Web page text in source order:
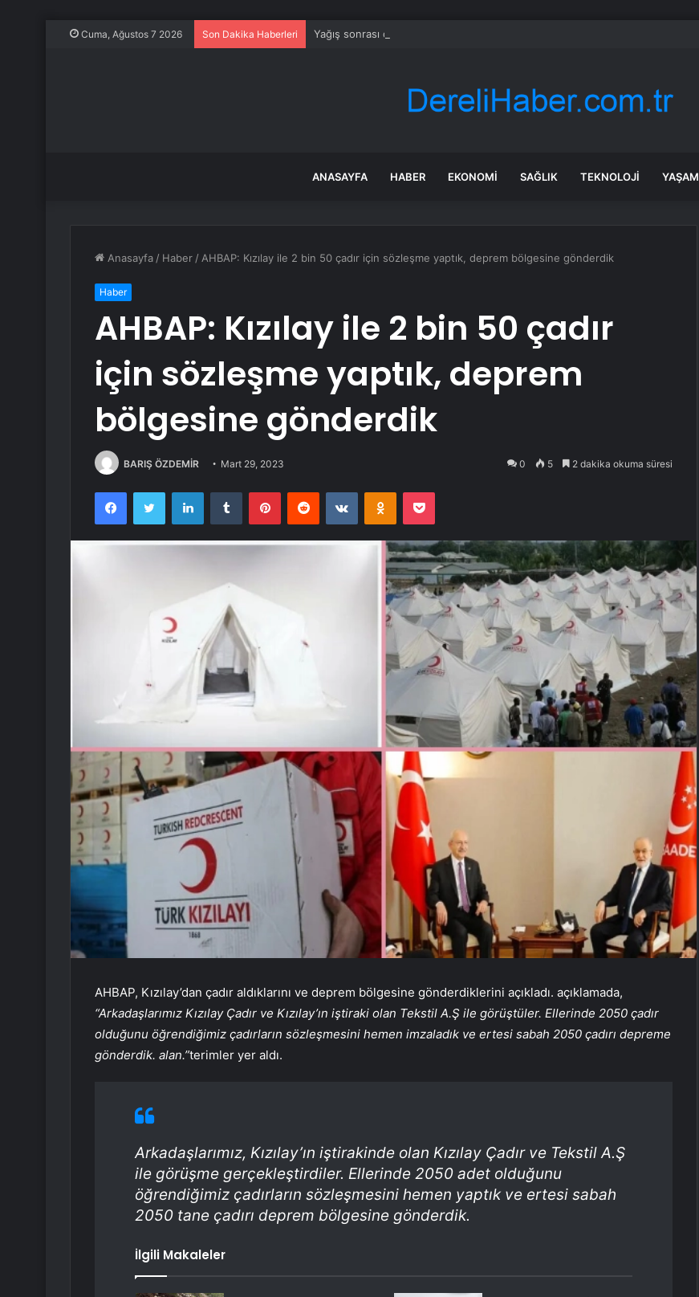
Cuma, Ağustos 7 2026 Son Dakika Haberleri Yağış sonrası deniz uyarısı! Bulanık ve kötü kokulu suda yüzmeyin
ANASAYFA HABER EKONOMI SAĞLIK TEKNOLOJI YAŞAM
Anasayfa / Haber / AHBAP: Kızılay ile 2 bin 50 çadır için sözleşme yaptık, deprem bölgesine gönderdik
Haber
AHBAP: Kızılay ile 2 bin 50 çadır
için sözleşme yaptık, deprem
bölgesine gönderdik
BARIŞ ÖZDEMİR Mart 29, 2023 0 5 2 dakika okuma süresi
FacebookTwitter LinkedInTumblr PinterestReddit VKontakteOdnoklassniki
Pocket
AHBAP, Kızılay’dan çadır aldıklarını ve deprem bölgesine gönderdiklerini açıkladı. açıklamada,
“Arkadaşlarımız Kızılay Çadır ve Kızılay’ın iştiraki olan Tekstil A.Ş ile görüştüler. Ellerinde 2050 çadır
olduğunu öğrendiğimiz çadırların sözleşmesini hemen imzaladık ve ertesi sabah 2050 çadırı depreme
gönderdik. alan.”terimler yer aldı.
Arkadaşlarımız, Kızılay’ın iştirakinde olan Kızılay Çadır ve Tekstil A.Ş
ile görüşme gerçekleştirdiler. Ellerinde 2050 adet olduğunu
öğrendiğimiz çadırların sözleşmesini hemen yaptık ve ertesi sabah
2050 tane çadırı deprem bölgesine gönderdik.
İlgili Makaleler